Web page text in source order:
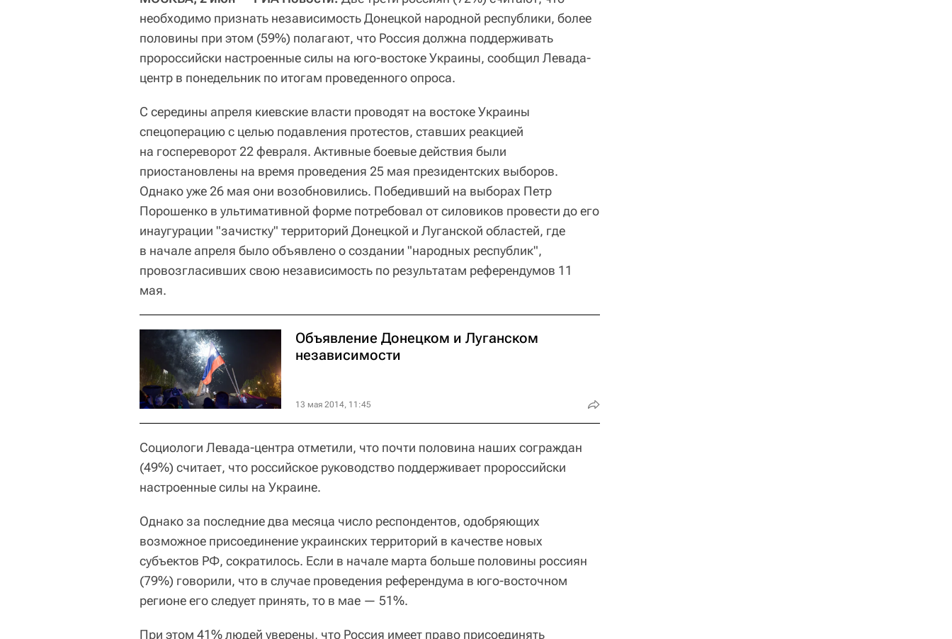
необходимо признать независимость Донецкой народной республики, более
половины при этом (59%) полагают, что Россия должна поддерживать
пророссийски настроенные силы на юго-востоке Украины, сообщил Левада-
центр в понедельник по итогам проведенного опроса.
С середины апреля киевские власти проводят на востоке Украины
спецоперацию с целью подавления протестов, ставших реакцией
на госпереворот 22 февраля. Активные боевые действия были
приостановлены на время проведения 25 мая президентских выборов.
Однако уже 26 мая они возобновились. Победивший на выборах Петр
Порошенко в ультимативной форме потребовал от силовиков провести до его
инаугурации "зачистку" территорий Донецкой и Луганской областей, где
в начале апреля было объявлено о создании "народных республик",
провозгласивших свою независимость по результатам референдумов 11
мая.
Объявление Донецком и Луганском
независимости
13 мая 2014, 11:45
Социологи Левада-центра отметили, что почти половина наших сограждан
(49%) считает, что российское руководство поддерживает пророссийски
настроенные силы на Украине.
Однако за последние два месяца число респондентов, одобряющих
возможное присоединение украинских территорий в качестве новых
субъектов РФ, сократилось. Если в начале марта больше половины россиян
(79%) говорили, что в случае проведения референдума в юго-восточном
регионе его следует принять, то в мае — 51%.
При этом 41% людей уверены, что Россия имеет право присоединять